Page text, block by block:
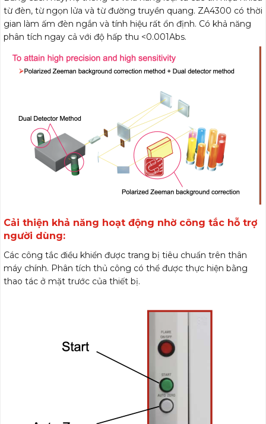
từ đèn, từ ngọn lửa và từ đường truyền quang. ZA4300 có thời
gian làm ấm đèn ngắn và tính hiệu rất ổn định. Có khả năng
phân tích ngay cả với độ hấp thu <0.001Abs.
Cải thiện khả năng hoạt động nhờ công tắc hỗ trợ
người dùng:
Các công tắc điều khiển được trang bị tiêu chuẩn trên thân
máy chính. Phân tích thủ công có thể được thực hiện bằng
thao tác ở mặt trước của thiết bị.